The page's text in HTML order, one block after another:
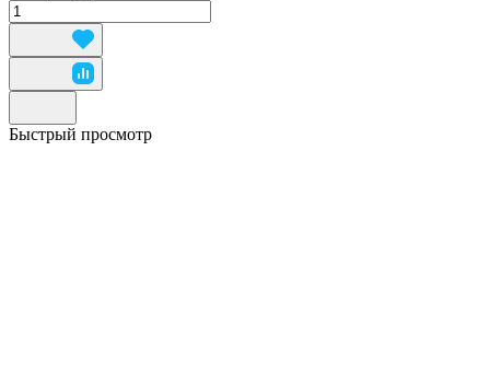
Быстрый просмотр